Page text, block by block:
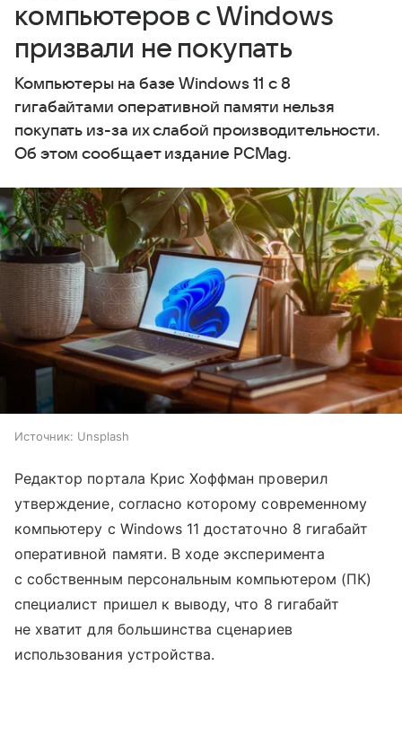
компьютеров с Windows
призвали не покупать
Компьютеры на базе Windows 11 c 8
гигабайтами оперативной памяти нельзя
покупать из-за их слабой производительности.
Об этом сообщает издание PCMag.
Источник: Unsplash
Редактор портала Крис Хоффман проверил
утверждение, согласно которому современному
компьютеру с Windows 11 достаточно 8 гигабайт
оперативной памяти. В ходе эксперимента
с собственным персональным компьютером (ПК)
специалист пришел к выводу, что 8 гигабайт
не хватит для большинства сценариев
использования устройства.